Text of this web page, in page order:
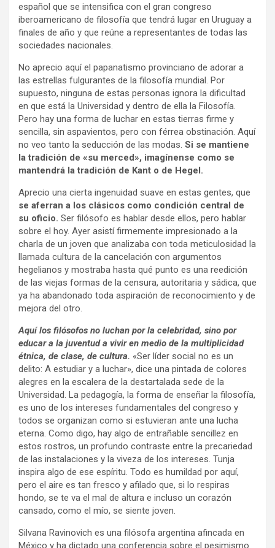
español que se intensifica con el gran congreso
iberoamericano de filosofía que tendrá lugar en Uruguay a
finales de año y que reúne a representantes de todas las
sociedades nacionales.
No aprecio aquí el papanatismo provinciano de adorar a
las estrellas fulgurantes de la filosofía mundial. Por
supuesto, ninguna de estas personas ignora la dificultad
en que está la Universidad y dentro de ella la Filosofía.
Pero hay una forma de luchar en estas tierras firme y
sencilla, sin aspavientos, pero con férrea obstinación. Aquí
no veo tanto la seducción de las modas. Si se mantiene
la tradición de «su merced», imagínense como se
mantendrá la tradición de Kant o de Hegel.
Aprecio una cierta ingenuidad suave en estas gentes, que
se aferran a los clásicos como condición central de
su oficio. Ser filósofo es hablar desde ellos, pero hablar
sobre el hoy. Ayer asistí firmemente impresionado a la
charla de un joven que analizaba con toda meticulosidad la
llamada cultura de la cancelación con argumentos
hegelianos y mostraba hasta qué punto es una reedición
de las viejas formas de la censura, autoritaria y sádica, que
ya ha abandonado toda aspiración de reconocimiento y de
mejora del otro.
Aquí los filósofos no luchan por la celebridad, sino por
educar a la juventud a vivir en medio de la multiplicidad
étnica, de clase, de cultura. «Ser líder social no es un
delito: A estudiar y a luchar», dice una pintada de colores
alegres en la escalera de la destartalada sede de la
Universidad. La pedagogía, la forma de enseñar la filosofía,
es uno de los intereses fundamentales del congreso y
todos se organizan como si estuvieran ante una lucha
eterna. Como digo, hay algo de entrañable sencillez en
estos rostros, un profundo contraste entre la precariedad
de las instalaciones y la viveza de los intereses. Tunja
inspira algo de ese espíritu. Todo es humildad por aquí,
pero el aire es tan fresco y afilado que, si lo respiras
hondo, se te va el mal de altura e incluso un corazón
cansado, como el mío, se siente joven.
Silvana Ravinovich es una filósofa argentina afincada en
México y ha dictado una conferencia sobre el pesimismo